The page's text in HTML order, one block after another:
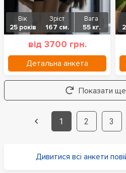
Вік
25 років
Зріст
167 см.
Вага
55 кг.
від 3700 грн.
Детальна анкета
Показати
1 2 3
Дивитися всі анкети